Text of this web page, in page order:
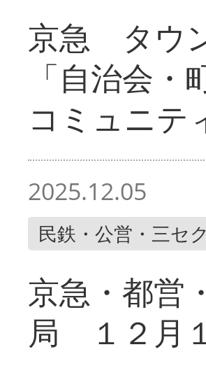
京急 タウ
「自治会
コミュニテ
2025.12.05
民鉄・公営・三セク
京急・都営
局 １２月